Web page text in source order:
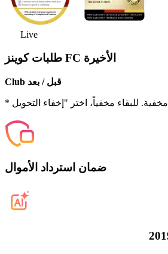
Live
طلبات كوينز FC الأخيرة
Club قبل / بعد
ضمان استرداد الأموال